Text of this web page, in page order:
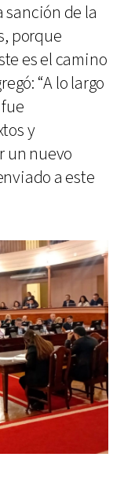
sanción de la
porque
es el camino
“A lo largo
y
un nuevo
a este